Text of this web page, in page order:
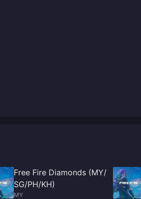
Free Fire Diamonds (MY/
SG/PH/KH)
MY